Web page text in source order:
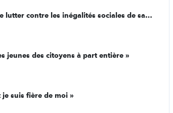
[À l'unisson, 4e épisode] « On essaie, à notre niveau, de lutter contre les inégalités sociales de santé »
jeunes des citoyens à part entière »
suis fière de moi »